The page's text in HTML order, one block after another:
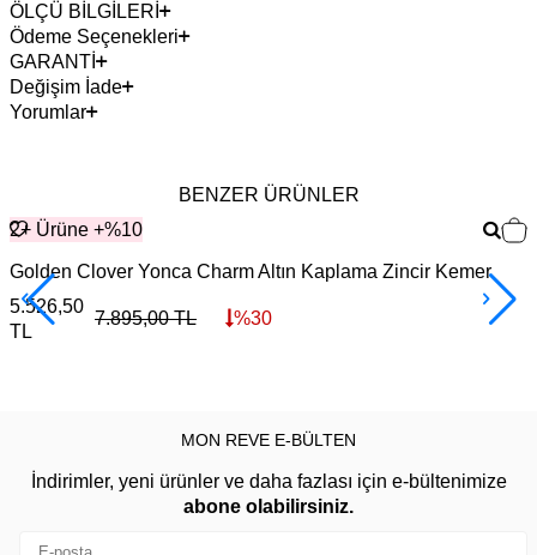
ÖLÇÜ BİLGİLERİ
Ödeme Seçenekleri
GARANTİ
Değişim İade
Yorumlar
BENZER ÜRÜNLER
2+ Ürüne +%10
Golden Clover Yonca Charm Altın Kaplama Zincir Kemer
5.526,50
TL
7.895,00TL %30
MON REVE E-BÜLTEN
İndirimler, yeni ürünler ve daha fazlası için e-bültenimize
abone olabilirsiniz.